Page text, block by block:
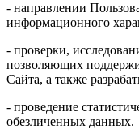
- направлении
информационного
- проверки,
позволяющих
Сайта, а также
- проведение
обезличенных данных.